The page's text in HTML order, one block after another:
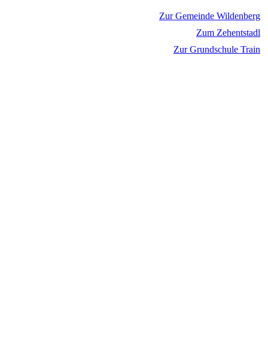
Zur Gemeinde Wildenberg
Zum Zehentstadl
Zur Grundschule Train